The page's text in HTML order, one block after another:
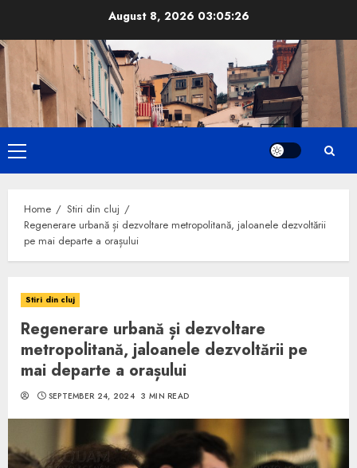
content
August 8, 2026 03:05:27
Primary
Menu
Home
Stiri din cluj
Regenerare urbană și dezvoltare metropolitană, jaloanele dezvoltării
pe mai departe a orașului
Stiri din cluj
Regenerare urbană și dezvoltare
metropolitană, jaloanele dezvoltării pe
mai departe a orașului
SEPTEMBER 24, 2024 3 MIN READ